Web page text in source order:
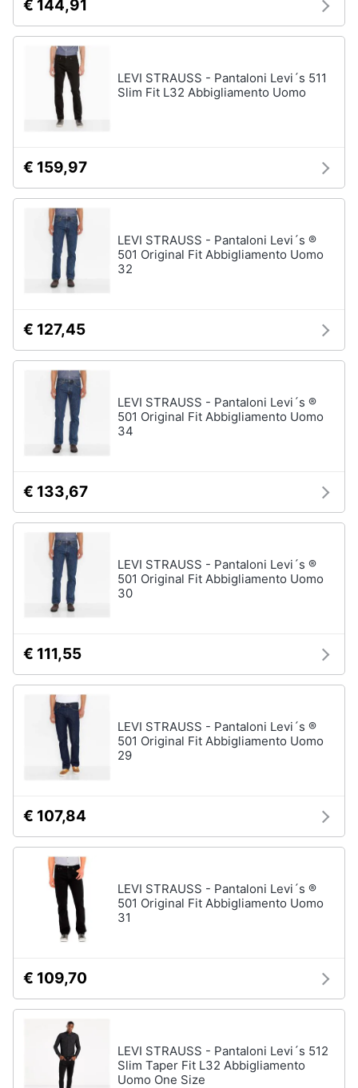
€ 144,91
LEVI STRAUSS - Pantaloni Levi´s 511
Slim Fit L32 Abbigliamento Uomo
€ 159,97
LEVI STRAUSS - Pantaloni Levi´s ®
501 Original Fit Abbigliamento Uomo
32
€ 127,45
LEVI STRAUSS - Pantaloni Levi´s ®
501 Original Fit Abbigliamento Uomo
34
€ 133,67
LEVI STRAUSS - Pantaloni Levi´s ®
501 Original Fit Abbigliamento Uomo
30
€ 111,55
LEVI STRAUSS - Pantaloni Levi´s ®
501 Original Fit Abbigliamento Uomo
29
€ 107,84
LEVI STRAUSS - Pantaloni Levi´s ®
501 Original Fit Abbigliamento Uomo
31
€ 109,70
LEVI STRAUSS - Pantaloni Levi´s 512
Slim Taper Fit L32 Abbigliamento
Uomo One Size